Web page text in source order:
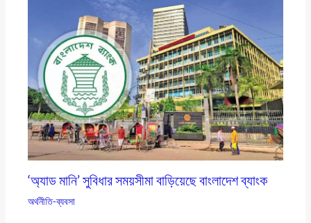
‘অ্যাড মানি’ সুবিধার সময়সীমা বাড়িয়েছে বাংলাদেশ ব্যাংক
অর্থনীতি-ব্যবসা